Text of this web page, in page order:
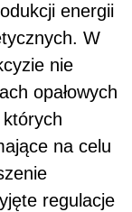
energii
W
nie
opałowych
których
na celu
regulacje